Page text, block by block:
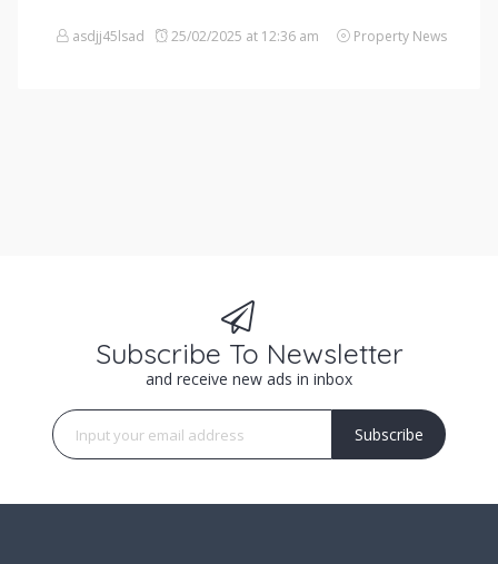
asdjj45lsad 25/02/2025 at 12:36 am Property News
Subscribe To Newsletter
and receive new ads in inbox
Subscribe